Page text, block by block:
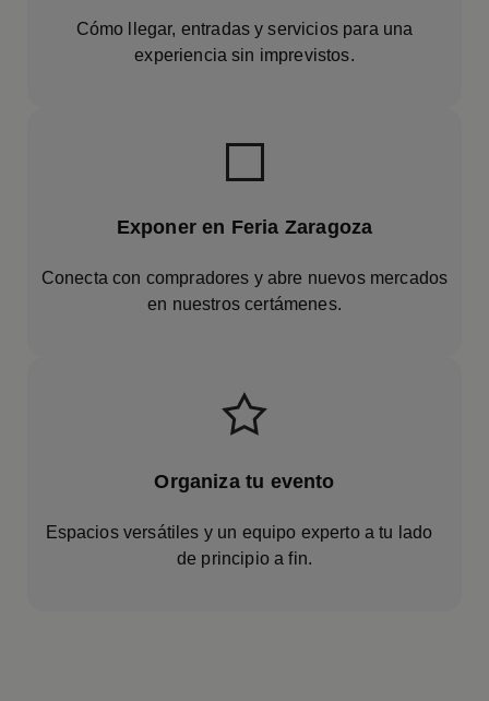
Cómo llegar, entradas y servicios para una
experiencia sin imprevistos.
Exponer en Feria Zaragoza
Conecta con compradores y abre nuevos mercados
en nuestros certámenes.
Organiza tu evento
Espacios versátiles y un equipo experto a tu lado
de principio a fin.